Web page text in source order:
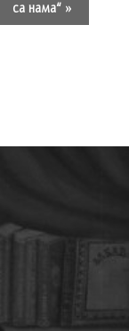
са нама“ »